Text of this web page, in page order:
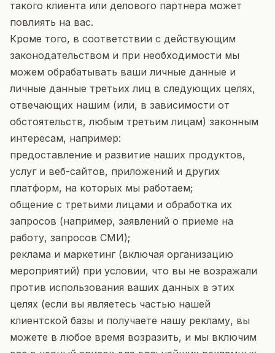
такого клиента или делового партнера может
повлиять на вас.
Кроме того, в соответствии с действующим
законодательством и при необходимости мы
можем обрабатывать ваши личные данные и
личные данные третьих лиц в следующих целях,
отвечающих нашим (или, в зависимости от
обстоятельств, любым третьим лицам) законным
интересам, например:
предоставление и развитие наших продуктов,
услуг и веб-сайтов, приложений и других
платформ, на которых мы работаем;
общение с третьими лицами и обработка их
запросов (например, заявлений о приеме на
работу, запросов СМИ);
реклама и маркетинг (включая организацию
мероприятий) при условии, что вы не возражали
против использования ваших данных в этих
целях (если вы являетесь частью нашей
клиентской базы и получаете нашу рекламу, вы
можете в любое время возразить, и мы включим